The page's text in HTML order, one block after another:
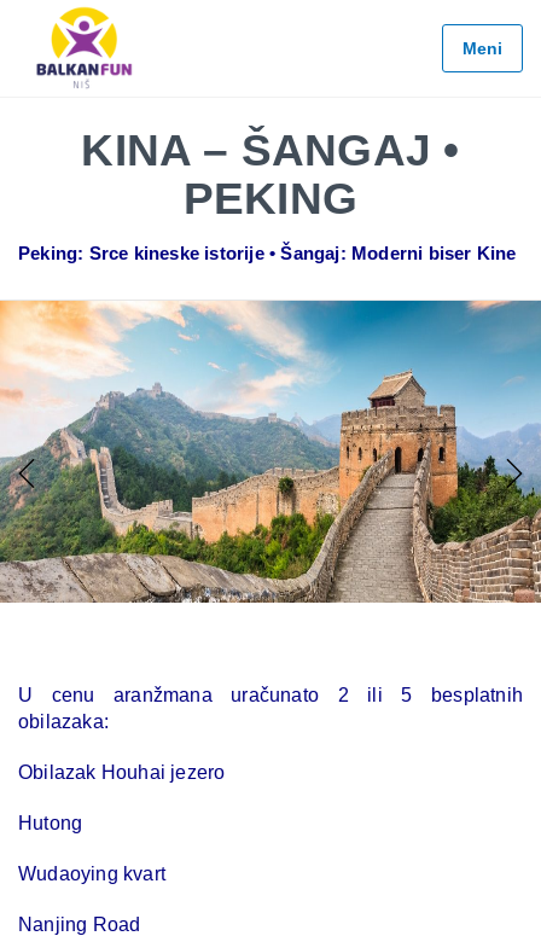
Travel
EGZOTIČNE
KONTAKTIRAJTE
&
INFO
Meni
KINA – ŠANGAJ •
PEKING
Peking: Srce kineske istorije • Šangaj: Moderni biser Kine
Previous Next
U cenu aranžmana uračunato 2 ili 5 besplatnih
obilazaka:
Obilazak Houhai jezero
Hutong
Wudaoying kvart
Nanjing Road